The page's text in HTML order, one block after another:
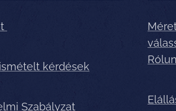
kérdések
Szabályzat